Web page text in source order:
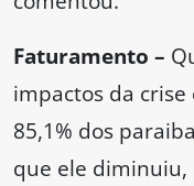
Faturamento –
impactos da
85,1% dos
que ele diminuiu,